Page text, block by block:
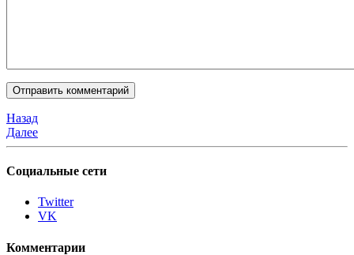
Назад
Далее
Социальные сети
Twitter
VK
Комментарии